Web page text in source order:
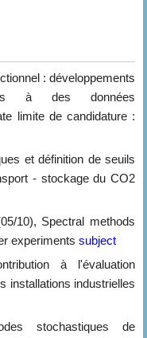
: développements
à des données
limite de candidature :
et définition de seuils
- stockage du CO2
10), Spectral methods
experiments subject
à l'évaluation
installations industrielles
stochastiques de